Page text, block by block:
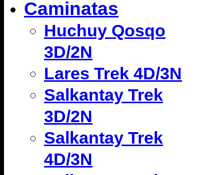
Caminatas
Huchuy Qosqo
3D/2N
Lares Trek 4D/3N
Salkantay Trek
3D/2N
Salkantay Trek
4D/3N